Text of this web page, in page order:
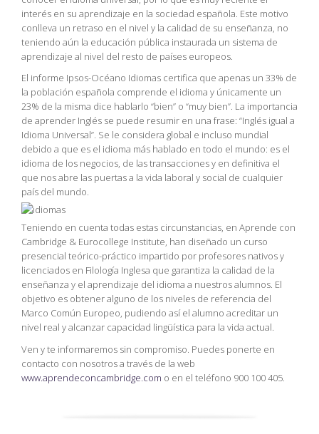
interés en su aprendizaje en la sociedad española. Este motivo
conlleva un retraso en el nivel y la calidad de su enseñanza, no
teniendo aún la educación pública instaurada un sistema de
aprendizaje al nivel del resto de países europeos.
El informe Ipsos-Océano Idiomas certifica que apenas un 33% de
la población española comprende el idioma y únicamente un
23% de la misma dice hablarlo “bien” o “muy bien”. La importancia
de aprender Inglés se puede resumir en una frase: “Inglés igual a
Idioma Universal”. Se le considera global e incluso mundial
debido a que es el idioma más hablado en todo el mundo: es el
idioma de los negocios, de las transacciones y en definitiva el
que nos abre las puertas a la vida laboral y social de cualquier
país del mundo.
Teniendo en cuenta todas estas circunstancias, en Aprende con
Cambridge & Eurocollege Institute, han diseñado un curso
presencial teórico-práctico impartido por profesores nativos y
licenciados en Filología Inglesa que garantiza la calidad de la
enseñanza y el aprendizaje del idioma a nuestros alumnos. El
objetivo es obtener alguno de los niveles de referencia del
Marco Común Europeo, pudiendo así el alumno acreditar un
nivel real y alcanzar capacidad lingüística para la vida actual.
Ven y te informaremos sin compromiso. Puedes ponerte en
contacto con nosotros a través de la web
www.aprendeconcambridge.com o en el teléfono 900 100 405.